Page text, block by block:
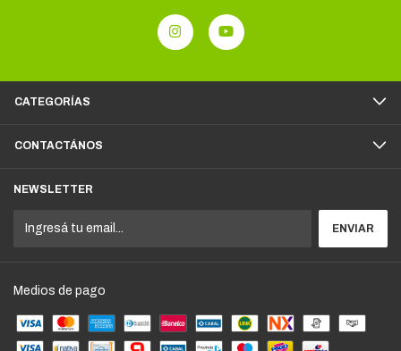
CATEGORÍAS
CONTACTÁNOS
NEWSLETTER
Medios de pago